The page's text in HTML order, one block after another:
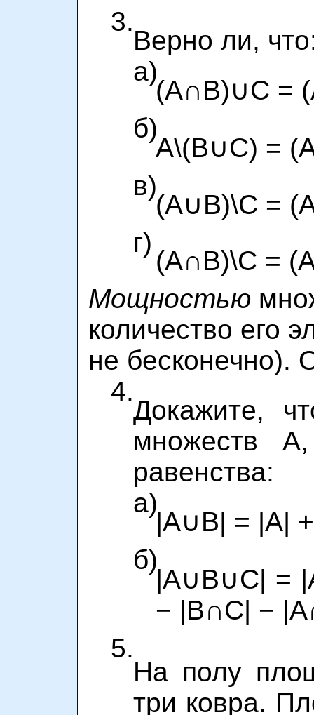
3.
Верно ли,
а)
(A∩B)∪C =
б)
A\(B∪C) =
в)
(A∪B)\C =
г)
(A∩B)\C =
Мощностью
количество его
не бесконечно).
4.
Докажите,
множеств
равенства:
а)
|A∪B| = |A|
б)
|A∪B∪C| =
− |B∩C| −
5.
На полу
три ковра.